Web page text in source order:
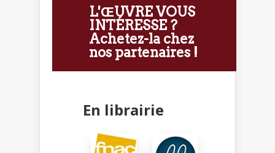
L'ŒUVRE VOUS
INTÉRESSE ?
Achetez-la chez
nos partenaires !
En librairie